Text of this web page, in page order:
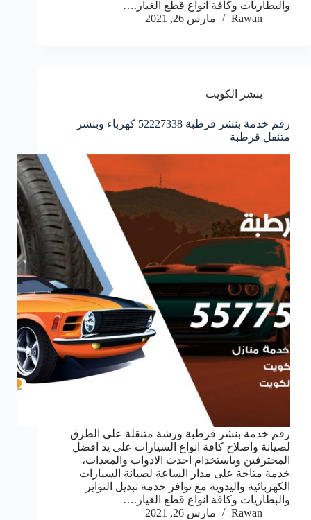
والبطاريات وكافة انواع قطع الغيار.…
Rawan
مارس 26, 2021
بنشر الكويت
رقم خدمة بنشر قرطبة 52227338 كهرباء وبنشر
متنقل قرطبة
رقم خدمة بنشر قرطبة ورشة متنقلة على الطرق
لصيانة واصلاح كافة انواع السيارات على يد افضل
المحترفين وباستخدام احدث الادوات والمعدات،
خدمة متاحة على مدار الساعة لصيانة السيارات
الكهربائية واليدوية مع توافر خدمة تبديل التواير
والبطاريات وكافة انواع قطع الغيار.…
Rawan
مارس 26, 2021